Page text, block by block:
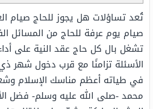
تُعد تساؤلات هل يجوز للحاج صيام
صيام يوم عرفة للحاج من المسائل
تشغل بال كل حاج عقد النية على
الأسئلة تزامنًا مع قرب دخول شهر
في طياته أعظم مناسك الإسلام
محمد -صلى الله عليه وسلم- فضل